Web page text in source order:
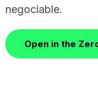
negociable.
Open in the